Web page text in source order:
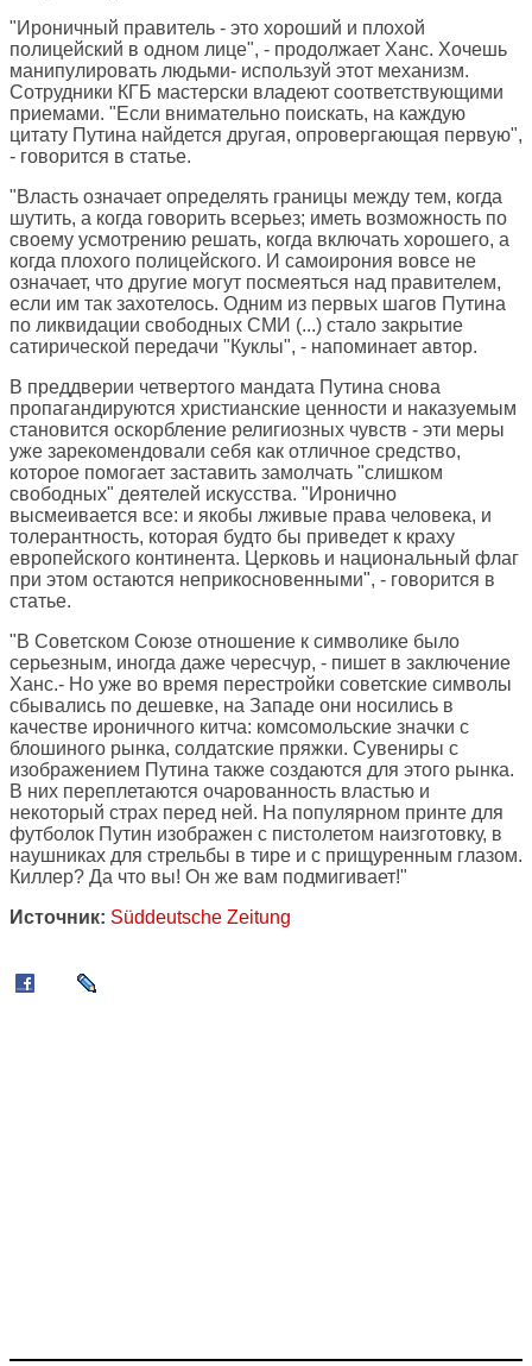
"Ироничный правитель - это хороший и плохой
полицейский в одном лице", - продолжает Ханс. Хочешь
манипулировать людьми- используй этот механизм.
Сотрудники КГБ мастерски владеют соответствующими
приемами. "Если внимательно поискать, на каждую
цитату Путина найдется другая, опровергающая первую",
- говорится в статье.
"Власть означает определять границы между тем, когда
шутить, а когда говорить всерьез; иметь возможность по
своему усмотрению решать, когда включать хорошего, а
когда плохого полицейского. И самоирония вовсе не
означает, что другие могут посмеяться над правителем,
если им так захотелось. Одним из первых шагов Путина
по ликвидации свободных СМИ (...) стало закрытие
сатирической передачи "Куклы", - напоминает автор.
В преддверии четвертого мандата Путина снова
пропагандируются христианские ценности и наказуемым
становится оскорбление религиозных чувств - эти меры
уже зарекомендовали себя как отличное средство,
которое помогает заставить замолчать "слишком
свободных" деятелей искусства. "Иронично
высмеивается все: и якобы лживые права человека, и
толерантность, которая будто бы приведет к краху
европейского континента. Церковь и национальный флаг
при этом остаются неприкосновенными", - говорится в
статье.
"В Советском Союзе отношение к символике было
серьезным, иногда даже чересчур, - пишет в заключение
Ханс.- Но уже во время перестройки советские символы
сбывались по дешевке, на Западе они носились в
качестве ироничного китча: комсомольские значки с
блошиного рынка, солдатские пряжки. Сувениры с
изображением Путина также создаются для этого рынка.
В них переплетаются очарованность властью и
некоторый страх перед ней. На популярном принте для
футболок Путин изображен с пистолетом наизготовку, в
наушниках для стрельбы в тире и с прищуренным глазом.
Киллер? Да что вы! Он же вам подмигивает!"
Источник: Süddeutsche Zeitung